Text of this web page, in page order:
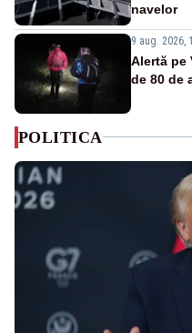
navelor
9 aug. 2026,
Alertă pe
de 80 de
POLITICA